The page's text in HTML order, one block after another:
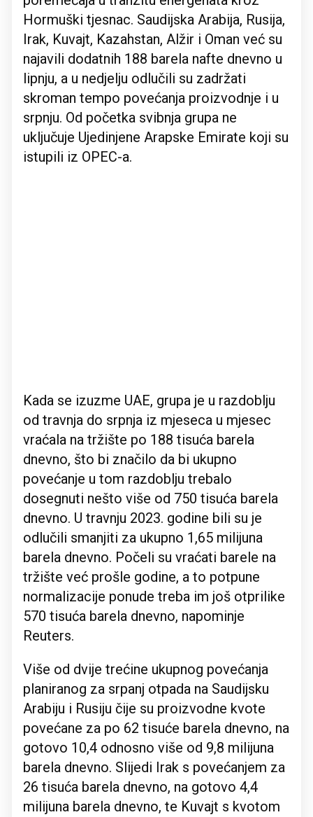
Hormuški tjesnac. Saudijska Arabija, Rusija,
Irak, Kuvajt, Kazahstan, Alžir i Oman već su
najavili dodatnih 188 barela nafte dnevno u
lipnju, a u nedjelju odlučili su zadržati
skroman tempo povećanja proizvodnje i u
srpnju. Od početka svibnja grupa ne
uključuje Ujedinjene Arapske Emirate koji su
istupili iz OPEC-a.
Kada se izuzme UAE, grupa je u razdoblju
od travnja do srpnja iz mjeseca u mjesec
vraćala na tržište po 188 tisuća barela
dnevno, što bi značilo da bi ukupno
povećanje u tom razdoblju trebalo
dosegnuti nešto više od 750 tisuća barela
dnevno. U travnju 2023. godine bili su je
odlučili smanjiti za ukupno 1,65 milijuna
barela dnevno. Počeli su vraćati barele na
tržište već prošle godine, a to potpune
normalizacije ponude treba im još otprilike
570 tisuća barela dnevno, napominje
Reuters.
Više od dvije trećine ukupnog povećanja
planiranog za srpanj otpada na Saudijsku
Arabiju i Rusiju čije su proizvodne kvote
povećane za po 62 tisuće barela dnevno, na
gotovo 10,4 odnosno više od 9,8 milijuna
barela dnevno. Slijedi Irak s povećanjem za
26 tisuća barela dnevno, na gotovo 4,4
milijuna barela dnevno, te Kuvajt s kvotom